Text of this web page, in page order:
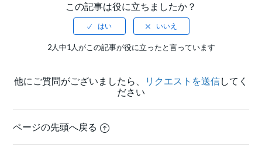
この記事は役に立ちましたか？
2人中1人がこの記事が役に立ったと言っています
他にご質問がございましたら、 リクエストを送信してく
ださい
ページの先頭へ戻る